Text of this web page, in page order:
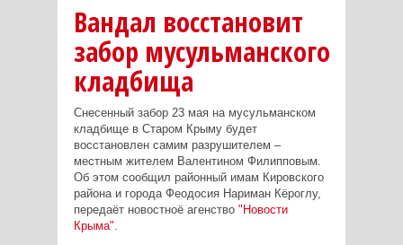
Вандал восстановит
забор мусульманского
кладбища
Снесенный забор 23 мая на мусульманском
кладбище в Старом Крыму будет
восстановлен самим разрушителем –
местным жителем Валентином Филипповым.
Об этом сообщил районный имам Кировского
района и города Феодосия Нариман Кёроглу,
передаёт новостноё агенство "Новости
Крыма"